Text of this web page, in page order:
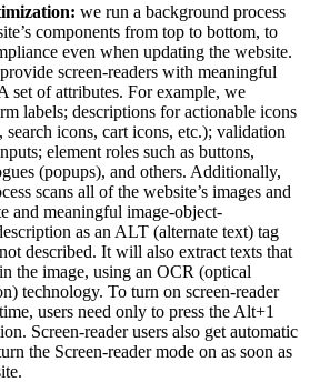
we run a background process
components from top to bottom, to
even when updating the website.
screen-readers with meaningful
set of attributes. For example, we
labels; descriptions for actionable icons
search icons, cart icons, etc.); validation
element roles such as buttons,
(popups), and others. Additionally,
scans all of the website’s images and
and meaningful image-object-
as an ALT (alternate text) tag
described. It will also extract texts that
the image, using an OCR (optical
technology. To turn on screen-reader
users need only to press the Alt+1
Screen-reader users also get automatic
the Screen-reader mode on as soon as